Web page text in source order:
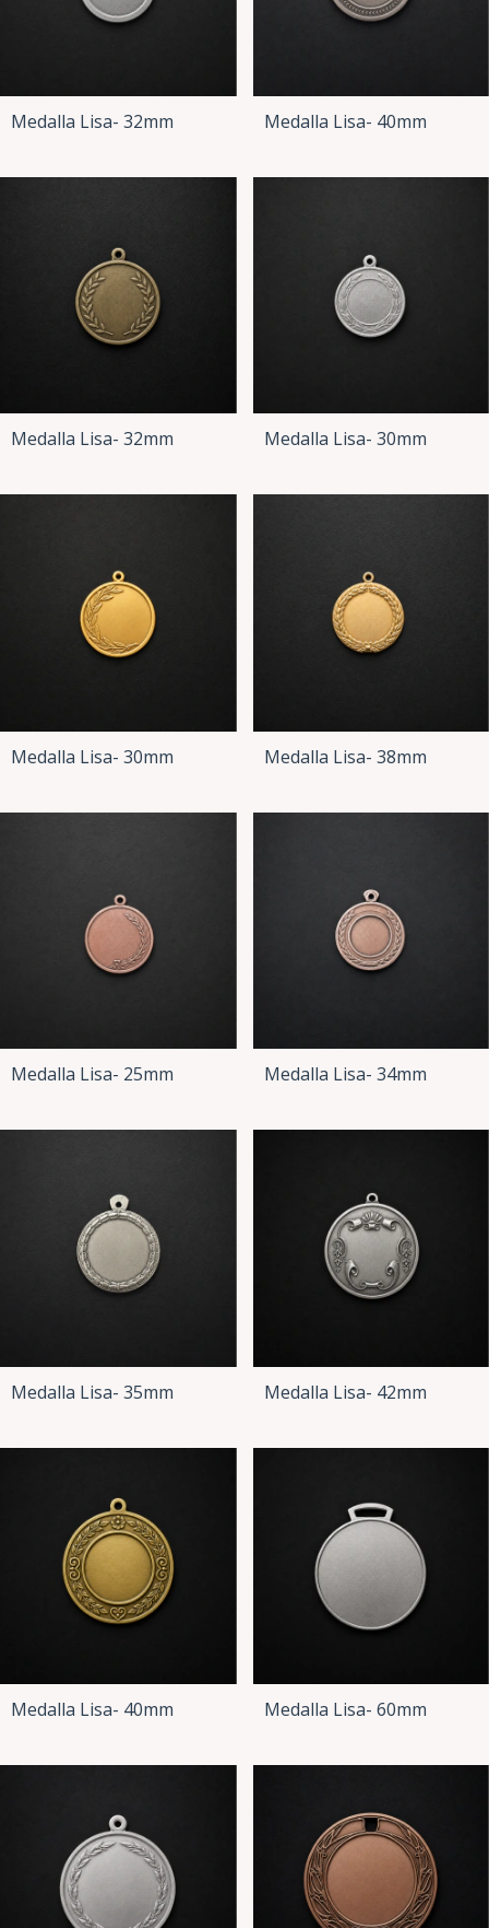
Medalla Lisa- 32mm Medalla Lisa- 40mm
Medalla Lisa- 32mm Medalla Lisa- 30mm
Medalla Lisa- 30mm Medalla Lisa- 38mm
Medalla Lisa- 25mm Medalla Lisa- 34mm
Medalla Lisa- 35mm Medalla Lisa- 42mm
Medalla Lisa- 40mm Medalla Lisa- 60mm